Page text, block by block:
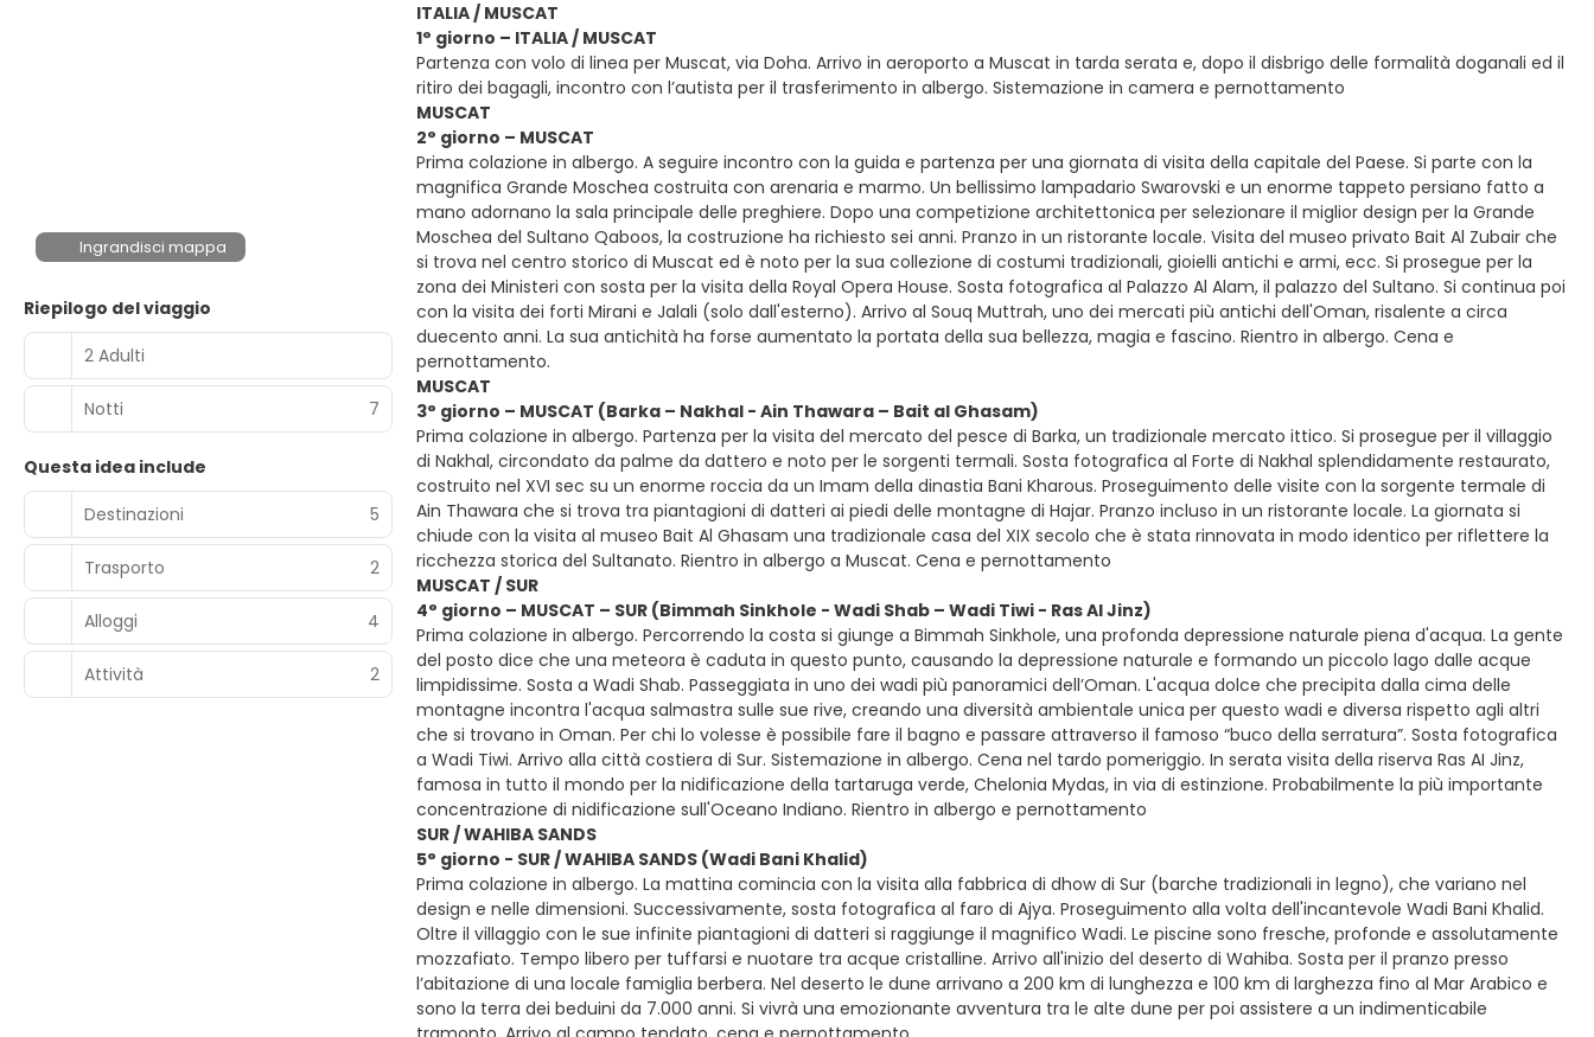
Ingrandisci mappa
Riepilogo del viaggio
2 Adulti
Notti 7
Questa idea include
Destinazioni
5
Trasporto 2
Alloggi 4
Attività 2
ITALIA / MUSCAT
1° giorno – ITALIA / MUSCAT
Partenza con volo di linea per Muscat, via Doha. Arrivo in aeroporto a Muscat in tarda serata e, dopo il disbrigo delle formalità doganali ed il
ritiro dei bagagli, incontro con l’autista per il trasferimento in albergo. Sistemazione in camera e pernottamento
MUSCAT
2° giorno – MUSCAT
Prima colazione in albergo. A seguire incontro con la guida e partenza per una giornata di visita della capitale del Paese. Si parte con la
magnifica Grande Moschea costruita con arenaria e marmo. Un bellissimo lampadario Swarovski e un enorme tappeto persiano fatto a
mano adornano la sala principale delle preghiere. Dopo una competizione architettonica per selezionare il miglior design per la Grande
Moschea del Sultano Qaboos, la costruzione ha richiesto sei anni. Pranzo in un ristorante locale. Visita del museo privato Bait Al Zubair che
si trova nel centro storico di Muscat ed è noto per la sua collezione di costumi tradizionali, gioielli antichi e armi, ecc. Si prosegue per la
zona dei Ministeri con sosta per la visita della Royal Opera House. Sosta fotografica al Palazzo Al Alam, il palazzo del Sultano. Si continua poi
con la visita dei forti Mirani e Jalali (solo dall'esterno). Arrivo al Souq Muttrah, uno dei mercati più antichi dell'Oman, risalente a circa
duecento anni. La sua antichità ha forse aumentato la portata della sua bellezza, magia e fascino. Rientro in albergo. Cena e
pernottamento.
MUSCAT
3° giorno – MUSCAT (Barka – Nakhal - Ain Thawara – Bait al Ghasam)
Prima colazione in albergo. Partenza per la visita del mercato del pesce di Barka, un tradizionale mercato ittico. Si prosegue per il villaggio
di Nakhal, circondato da palme da dattero e noto per le sorgenti termali. Sosta fotografica al Forte di Nakhal splendidamente restaurato,
costruito nel XVI sec su un enorme roccia da un Imam della dinastia Bani Kharous. Proseguimento delle visite con la sorgente termale di
Ain Thawara che si trova tra piantagioni di datteri ai piedi delle montagne di Hajar. Pranzo incluso in un ristorante locale. La giornata si
chiude con la visita al museo Bait Al Ghasam una tradizionale casa del XIX secolo che è stata rinnovata in modo identico per riflettere la
ricchezza storica del Sultanato. Rientro in albergo a Muscat. Cena e pernottamento
MUSCAT / SUR
4° giorno – MUSCAT – SUR (Bimmah Sinkhole - Wadi Shab – Wadi Tiwi - Ras Al Jinz)
Prima colazione in albergo. Percorrendo la costa si giunge a Bimmah Sinkhole, una profonda depressione naturale piena d'acqua. La gente
del posto dice che una meteora è caduta in questo punto, causando la depressione naturale e formando un piccolo lago dalle acque
limpidissime. Sosta a Wadi Shab. Passeggiata in uno dei wadi più panoramici dell’Oman. L'acqua dolce che precipita dalla cima delle
montagne incontra l'acqua salmastra sulle sue rive, creando una diversità ambientale unica per questo wadi e diversa rispetto agli altri
che si trovano in Oman. Per chi lo volesse è possibile fare il bagno e passare attraverso il famoso “buco della serratura”. Sosta fotografica
a Wadi Tiwi. Arrivo alla città costiera di Sur. Sistemazione in albergo. Cena nel tardo pomeriggio. In serata visita della riserva Ras AI Jinz,
famosa in tutto il mondo per la nidificazione della tartaruga verde, Chelonia Mydas, in via di estinzione. Probabilmente la più importante
concentrazione di nidificazione sull'Oceano Indiano. Rientro in albergo e pernottamento
SUR / WAHIBA SANDS
5° giorno - SUR / WAHIBA SANDS (Wadi Bani Khalid)
Prima colazione in albergo. La mattina comincia con la visita alla fabbrica di dhow di Sur (barche tradizionali in legno), che variano nel
design e nelle dimensioni. Successivamente, sosta fotografica al faro di Ajya. Proseguimento alla volta dell'incantevole Wadi Bani Khalid.
Oltre il villaggio con le sue infinite piantagioni di datteri si raggiunge il magnifico Wadi. Le piscine sono fresche, profonde e assolutamente
mozzafiato. Tempo libero per tuffarsi e nuotare tra acque cristalline. Arrivo all'inizio del deserto di Wahiba. Sosta per il pranzo presso
l’abitazione di una locale famiglia berbera. Nel deserto le dune arrivano a 200 km di lunghezza e 100 km di larghezza fino al Mar Arabico e
sono la terra dei beduini da 7.000 anni. Si vivrà una emozionante avventura tra le alte dune per poi assistere a un indimenticabile